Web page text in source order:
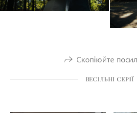
Скопіюйте
ВЕСІЛЬНІ СЕРІЇ